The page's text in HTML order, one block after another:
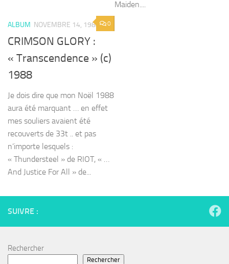
Maiden....
0
ALBUM NOVEMBRE 14, 1988
CRIMSON GLORY :
« Transcendence » (c)
1988
Je dois dire que mon Noël 1988
aura été marquant … en effet
mes souliers avaient été
recouverts de 33t .. et pas
n’importe lesquels :
« Thundersteel » de RIOT, « …
And Justice For All » de...
SUIVRE :
Rechercher
Rechercher